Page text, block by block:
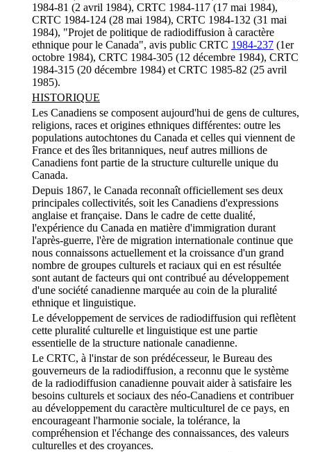
1984-81 (2 avril 1984), CRTC 1984-117 (17 mai 1984),
CRTC 1984-124 (28 mai 1984), CRTC 1984-132 (31 mai
1984), "Projet de politique de radiodiffusion à caractère
ethnique pour le Canada", avis public CRTC 1984-237 (1er
octobre 1984), CRTC 1984-305 (12 décembre 1984), CRTC
1984-315 (20 décembre 1984) et CRTC 1985-82 (25 avril
1985).
HISTORIQUE
Les Canadiens se composent aujourd'hui de gens de cultures,
religions, races et origines ethniques différentes: outre les
populations autochtones du Canada et celles qui viennent de
France et des îles britanniques, neuf autres millions de
Canadiens font partie de la structure culturelle unique du
Canada.
Depuis 1867, le Canada reconnaît officiellement ses deux
principales collectivités, soit les Canadiens d'expressions
anglaise et française. Dans le cadre de cette dualité,
l'expérience du Canada en matière d'immigration durant
l'après-guerre, l'ère de migration internationale continue que
nous connaissons actuellement et la croissance d'un grand
nombre de groupes culturels et raciaux qui en est résultée
sont autant de facteurs qui ont contribué au développement
d'une société canadienne marquée au coin de la pluralité
ethnique et linguistique.
Le développement de services de radiodiffusion qui reflètent
cette pluralité culturelle et linguistique est une partie
essentielle de la structure nationale canadienne.
Le CRTC, à l'instar de son prédécesseur, le Bureau des
gouverneurs de la radiodiffusion, a reconnu que le système
de la radiodiffusion canadienne pouvait aider à satisfaire les
besoins culturels et sociaux des néo-Canadiens et contribuer
au développement du caractère multiculturel de ce pays, en
encourageant l'harmonie sociale, la tolérance, la
compréhension et l'échange des connaissances, des valeurs
culturelles et des croyances.